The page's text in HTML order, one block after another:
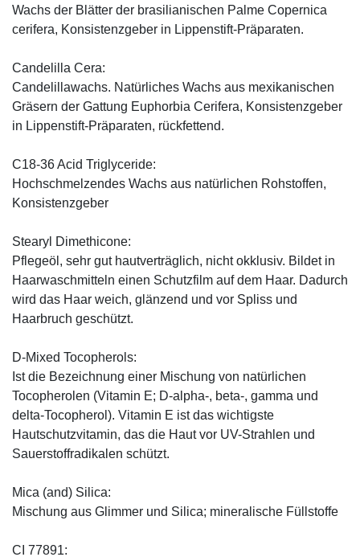
Wachs der Blätter der brasilianischen Palme Copernica
cerifera, Konsistenzgeber in Lippenstift-Präparaten.
Candelilla Cera:
Candelillawachs. Natürliches Wachs aus mexikanischen
Gräsern der Gattung Euphorbia Cerifera, Konsistenzgeber
in Lippenstift-Präparaten, rückfettend.
C18-36 Acid Triglyceride:
Hochschmelzendes Wachs aus natürlichen Rohstoffen,
Konsistenzgeber
Stearyl Dimethicone:
Pflegeöl, sehr gut hautverträglich, nicht okklusiv. Bildet in
Haarwaschmitteln einen Schutzfilm auf dem Haar. Dadurch
wird das Haar weich, glänzend und vor Spliss und
Haarbruch geschützt.
D-Mixed Tocopherols:
Ist die Bezeichnung einer Mischung von natürlichen
Tocopherolen (Vitamin E; D-alpha-, beta-, gamma und
delta-Tocopherol). Vitamin E ist das wichtigste
Hautschutzvitamin, das die Haut vor UV-Strahlen und
Sauerstoffradikalen schützt.
Mica (and) Silica:
Mischung aus Glimmer und Silica; mineralische Füllstoffe
CI 77891: